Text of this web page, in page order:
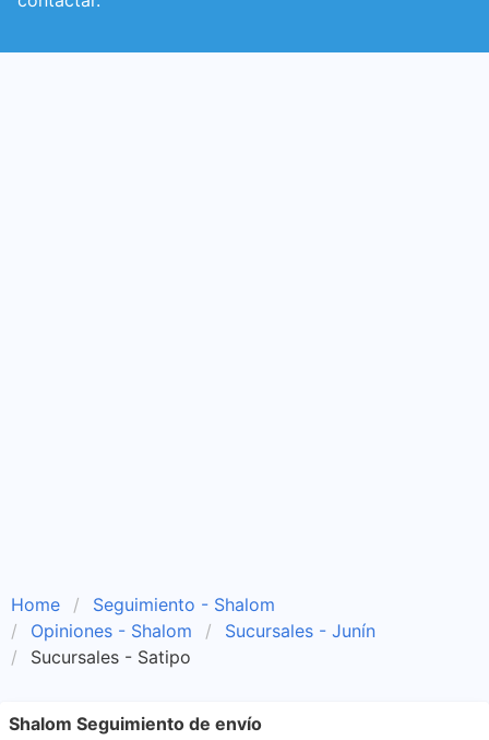
Home
Seguimiento - Shalom
Opiniones - Shalom
Sucursales - Junín
Sucursales - Satipo
Shalom Seguimiento de envío